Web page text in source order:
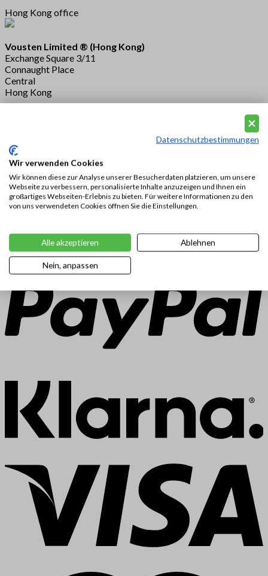
Hong Kong office
Vousten Limited ® (Hong Kong)
Exchange Square 3/11
Connaught Place
Central
Hong Kong
Datenschutzbestimmungen
Wir verwenden Cookies
Wir können diese zur Analyse unserer Besucherdaten platzieren, um unsere
Webseite zu verbessern, personalisierte Inhalte anzuzeigen und Ihnen ein
großartiges Webseiten-Erlebnis zu bieten. Für weitere Informationen zu den
von uns verwendeten Cookies öffnen Sie die Einstellungen.
Alle akzeptieren Ablehnen
Nein, anpassen